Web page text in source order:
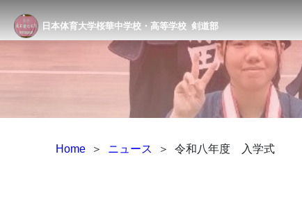
日本体育大学桜華中学校・高等学校 剣道部
Home ＞ ニュース ＞ 令和八年度 入学式